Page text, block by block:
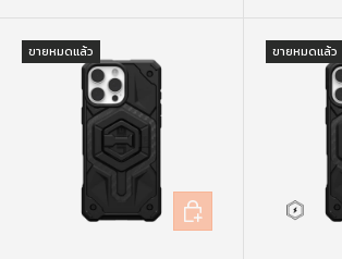
ขายหมดแล้ว
หยิบใส่ตะกร้า
ขายหมดแล้ว